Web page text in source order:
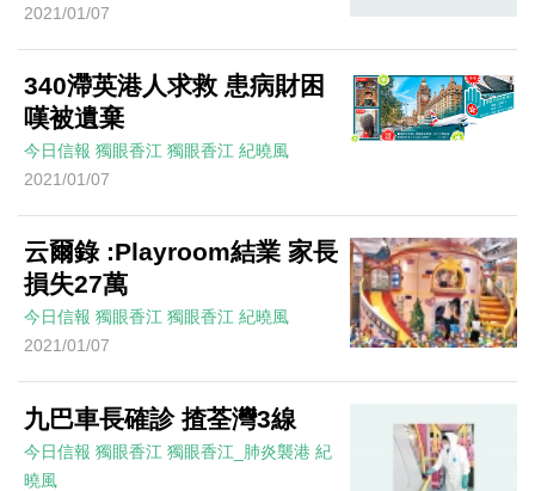
2021/01/07
340滯英港人求救 患病財困
嘆被遺棄
今日信報 獨眼香江 獨眼香江 紀曉風
2021/01/07
云爾錄 :Playroom結業 家長
損失27萬
今日信報 獨眼香江 獨眼香江 紀曉風
2021/01/07
九巴車長確診 揸荃灣3線
今日信報 獨眼香江 獨眼香江_肺炎襲港 紀
曉風